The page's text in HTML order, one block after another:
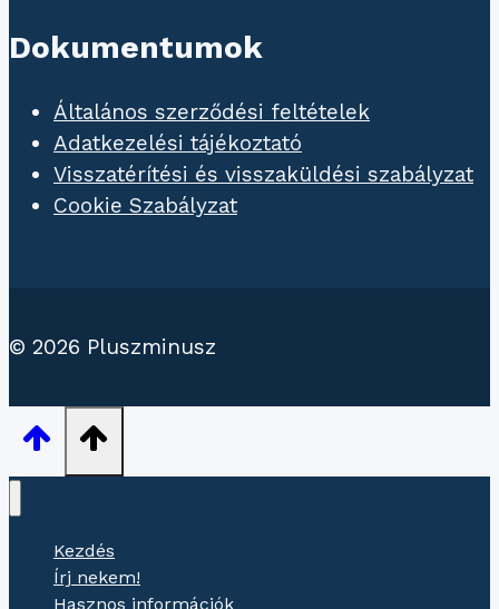
Dokumentumok
Általános szerződési feltételek
Adatkezelési tájékoztató
Visszatérítési és visszaküldési szabályzat
Cookie Szabályzat
© 2026 Pluszminusz
Kezdés
Írj nekem!
Hasznos információk